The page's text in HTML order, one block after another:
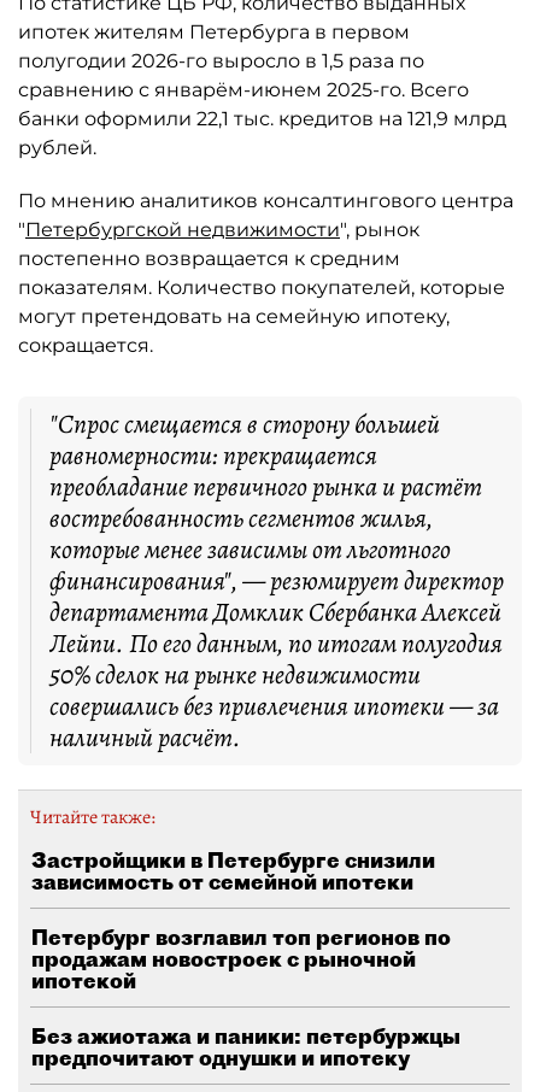
ипотек жителям Петербурга в первом
полугодии 2026-го выросло в 1,5 раза по
сравнению с январём-июнем 2025-го. Всего
банки оформили 22,1 тыс. кредитов на 121,9 млрд
рублей.
По мнению аналитиков консалтингового центра
"Петербургской недвижимости", рынок
постепенно возвращается к средним
показателям. Количество покупателей, которые
могут претендовать на семейную ипотеку,
сокращается.
"Спрос смещается в сторону большей
равномерности: прекращается
преобладание первичного рынка и растёт
востребованность сегментов жилья,
которые менее зависимы от льготного
финансирования", — резюмирует директор
департамента Домклик Сбербанка Алексей
Лейпи. По его данным, по итогам полугодия
50% сделок на рынке недвижимости
совершались без привлечения ипотеки — за
наличный расчёт.
Читайте также:
Застройщики в Петербурге снизили
зависимость от семейной ипотеки
Петербург возглавил топ регионов по
продажам новостроек с рыночной
ипотекой
Без ажиотажа и паники: петербуржцы
предпочитают однушки и ипотеку